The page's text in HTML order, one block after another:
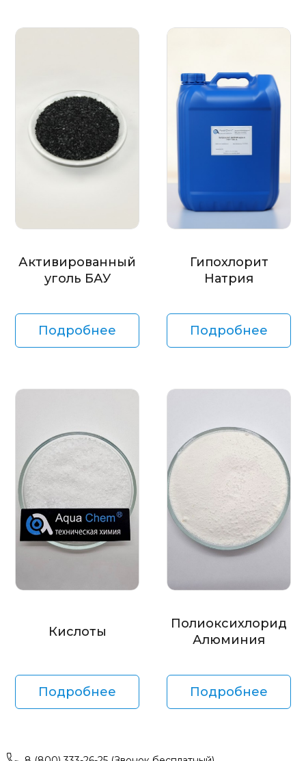
Активированный
уголь БАУ
Подробнее
Гипохлорит
Натрия
Подробнее
Кислоты
Подробнее
Полиоксихлорид
Алюминия
Подробнее